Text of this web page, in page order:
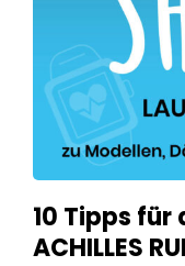
10 Tipps
ACHILLES